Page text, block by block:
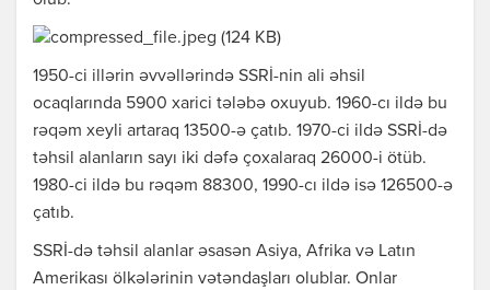
1950-ci illərin əvvəllərində SSRİ-nin ali əhsil
ocaqlarında 5900 xarici tələbə oxuyub. 1960-cı ildə bu
rəqəm xeyli artaraq 13500-ə çatıb. 1970-ci ildə SSRİ-də
təhsil alanların sayı iki dəfə çoxalaraq 26000-i ötüb.
1980-ci ildə bu rəqəm 88300, 1990-cı ildə isə 126500-ə
çatıb.
SSRİ-də təhsil alanlar əsasən Asiya, Afrika və Latın
Amerikası ölkələrinin vətəndaşları olublar. Onlar